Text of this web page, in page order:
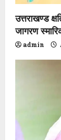
उत्तराखण्ड
जागरण
admin